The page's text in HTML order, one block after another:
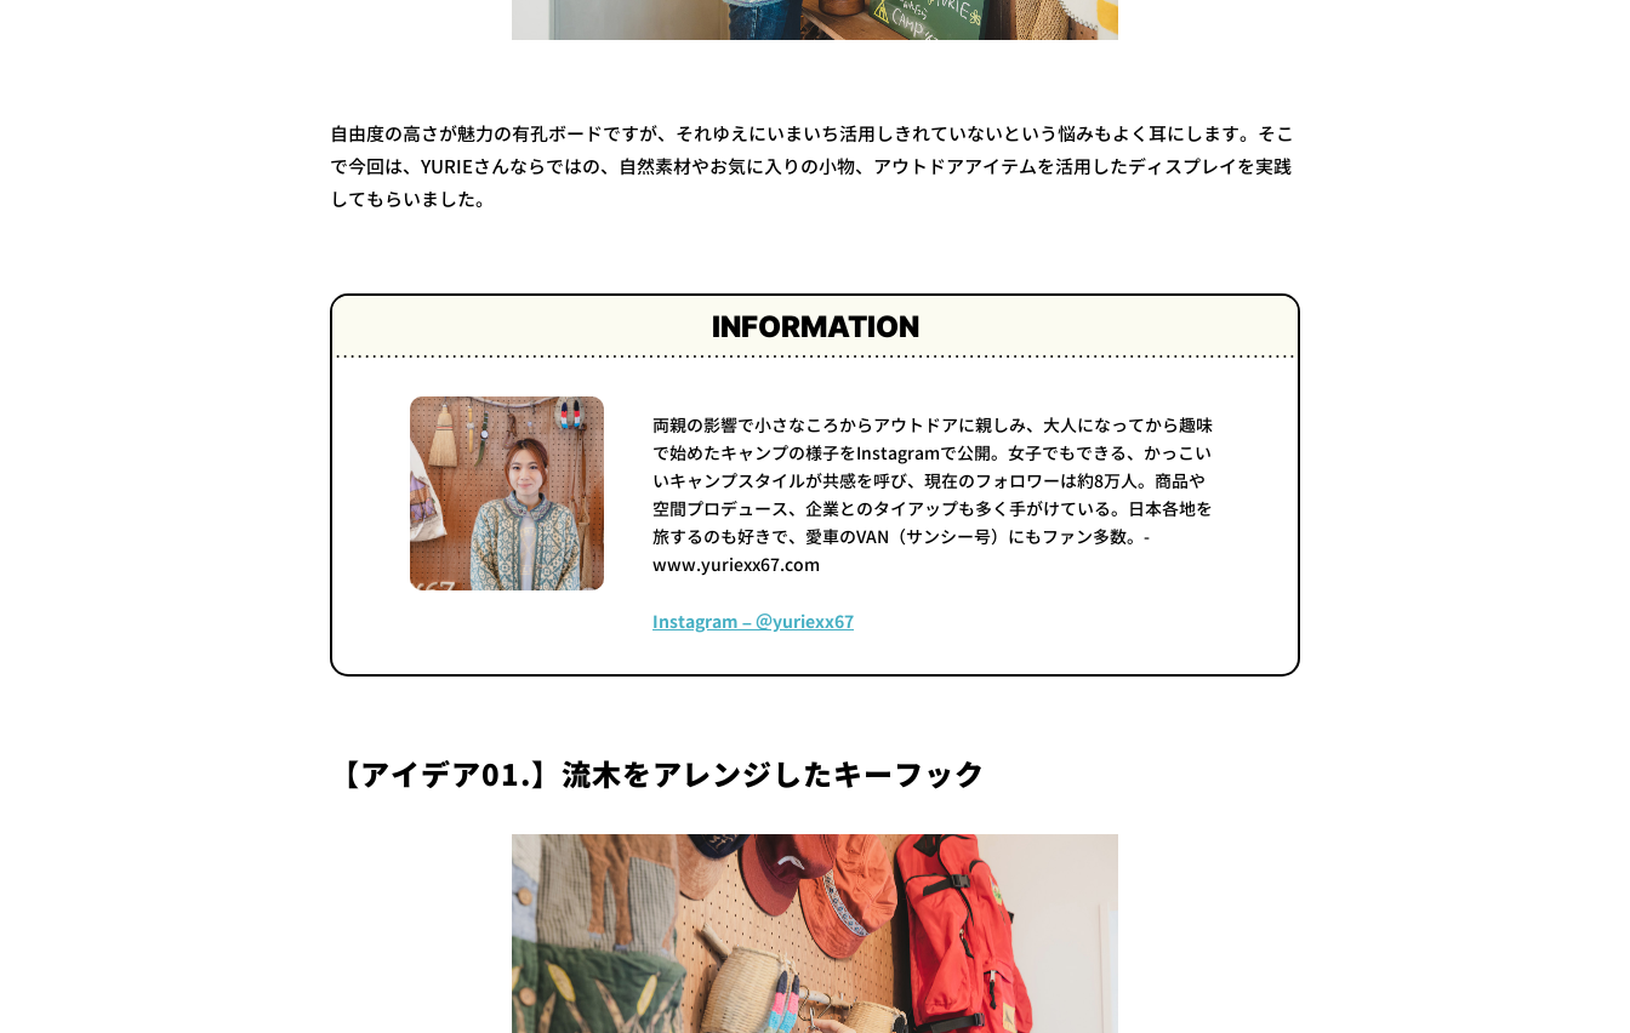
自由度の高さが魅力の有孔ボードですが、それゆえにいまいち活用しきれていないという悩みもよく耳にします。そこ
で今回は、YURIEさんならではの、自然素材やお気に入りの小物、アウトドアアイテムを活用したディスプレイを実践
してもらいました。
INFORMATION
両親の影響で小さなころからアウトドアに親しみ、大人になってから趣味
で始めたキャンプの様子をInstagramで公開。女子でもできる、かっこい
いキャンプスタイルが共感を呼び、現在のフォロワーは約8万人。商品や
空間プロデュース、企業とのタイアップも多く手がけている。日本各地を
旅するのも好きで、愛車のVAN（サンシー号）にもファン多数。-
www.yuriexx67.com
Instagram – ＠yuriexx67
【アイデア01.】流木をアレンジしたキーフック